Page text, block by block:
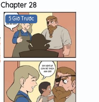
Chapter 28
5 Giờ Trước